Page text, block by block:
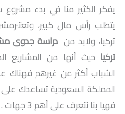
يفكر الكثير منا في بدء
يتطلب رأس مال كبير،
تركيا، ولابد مندراسة جدوى
تركيا حيث أنها من المشاريع
الشباب أكثر من غيرهم
المملكة السعودية تساعدك
فهيا بنا نتعرف على أهم 3 جهات .